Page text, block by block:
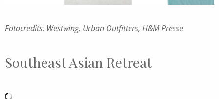
Fotocredits: Westwing, Urban Outfitters, H&M Presse
Southeast Asian Retreat